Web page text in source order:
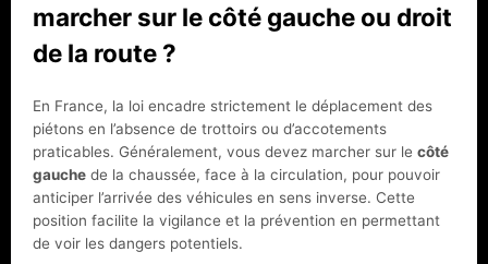
marcher sur le côté gauche ou droit
de la route ?
En France, la loi encadre strictement le déplacement des
piétons en l’absence de trottoirs ou d’accotements
praticables. Généralement, vous devez marcher sur le côté
gauche de la chaussée, face à la circulation, pour pouvoir
anticiper l’arrivée des véhicules en sens inverse. Cette
position facilite la vigilance et la prévention en permettant
de voir les dangers potentiels.